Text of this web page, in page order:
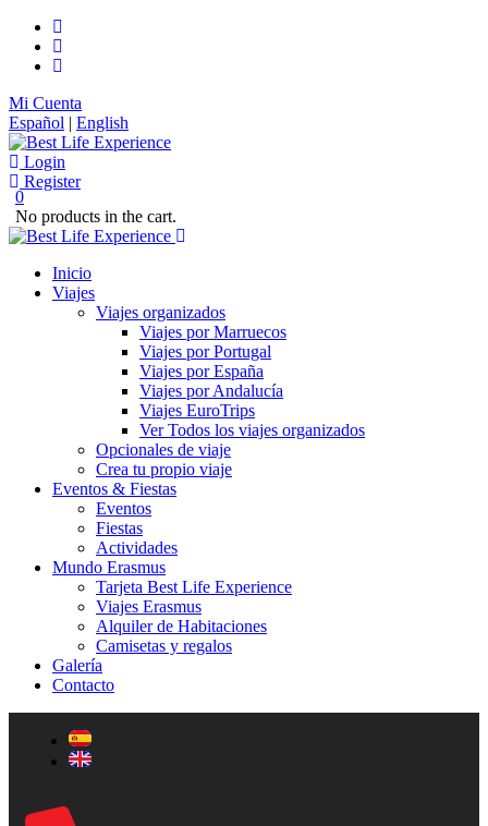
Mi Cuenta
Español | English
Login
Register
0
No products in the cart.
Inicio
Viajes
Viajes organizados
Viajes por Marruecos
Viajes por Portugal
Viajes por España
Viajes por Andalucía
Viajes EuroTrips
Ver Todos los viajes organizados
Opcionales de viaje
Crea tu propio viaje
Eventos & Fiestas
Eventos
Fiestas
Actividades
Mundo Erasmus
Tarjeta Best Life Experience
Viajes Erasmus
Alquiler de Habitaciones
Camisetas y regalos
Galería
Contacto